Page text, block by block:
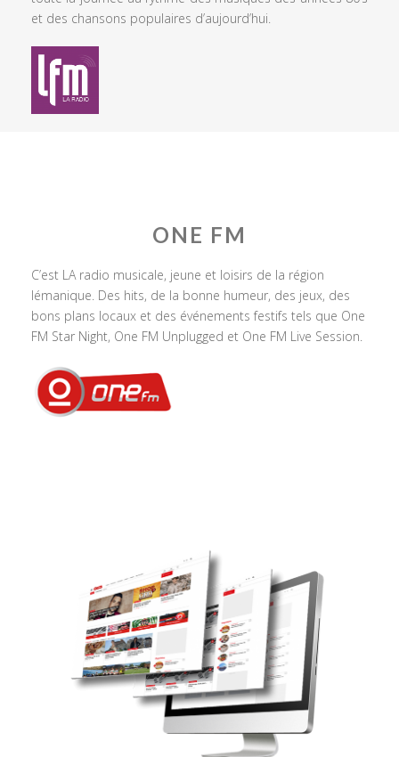
et des chansons populaires d’aujourd’hui.
ONE FM
C’est LA radio musicale, jeune et loisirs de la région
lémanique. Des hits, de la bonne humeur, des jeux, des
bons plans locaux et des événements festifs tels que One
FM Star Night, One FM Unplugged et One FM Live Session.